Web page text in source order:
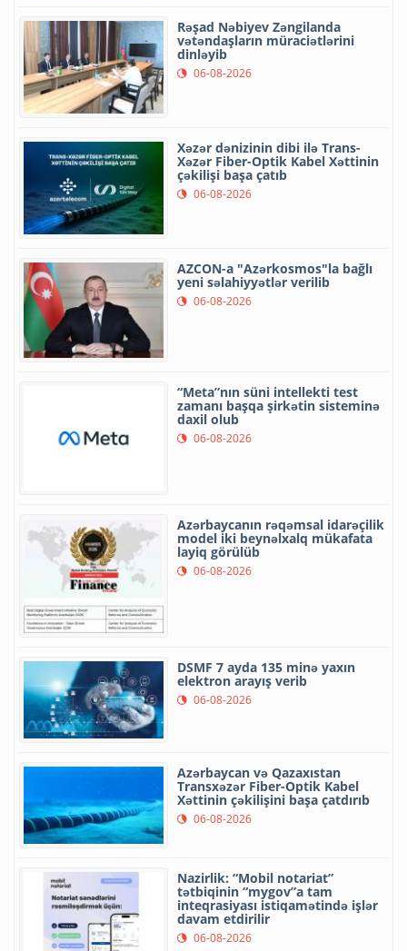
Rəşad Nəbiyev Zəngilanda
vətəndaşların müraciətlərini
dinləyib
06-08-2026
Xəzər dənizinin dibi ilə Trans-
Xəzər Fiber-Optik Kabel Xəttinin
çəkilişi başa çatıb
06-08-2026
AZCON-a "Azərkosmos"la bağlı
yeni səlahiyyətlər verilib
06-08-2026
“Meta”nın süni intellekti test
zamanı başqa şirkətin sisteminə
daxil olub
06-08-2026
Azərbaycanın rəqəmsal idarəçilik
model iki beynəlxalq mükafata
layiq görülüb
06-08-2026
DSMF 7 ayda 135 minə yaxın
elektron arayış verib
06-08-2026
Azərbaycan və Qazaxıstan
Transxəzər Fiber-Optik Kabel
Xəttinin çəkilişini başa çatdırıb
06-08-2026
Nazirlik: “Mobil notariat”
tətbiqinin “mygov”a tam
inteqrasiyası istiqamətində işlər
davam etdirilir
06-08-2026